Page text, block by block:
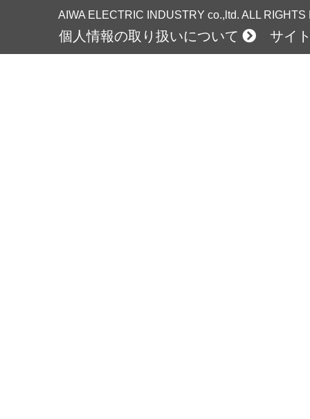
AIWA ELECTRIC INDUSTRY co.,ltd. ALL
個人情報の取り扱いについて サイ